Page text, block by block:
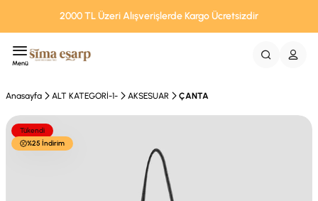
2000 TL Üzeri Alışverişlerde Kargo Ücretsizdir
Menü
Anasayfa ALT KATEGORİ-1- AKSESUAR ÇANTA
Tükendi
%25 İndirim